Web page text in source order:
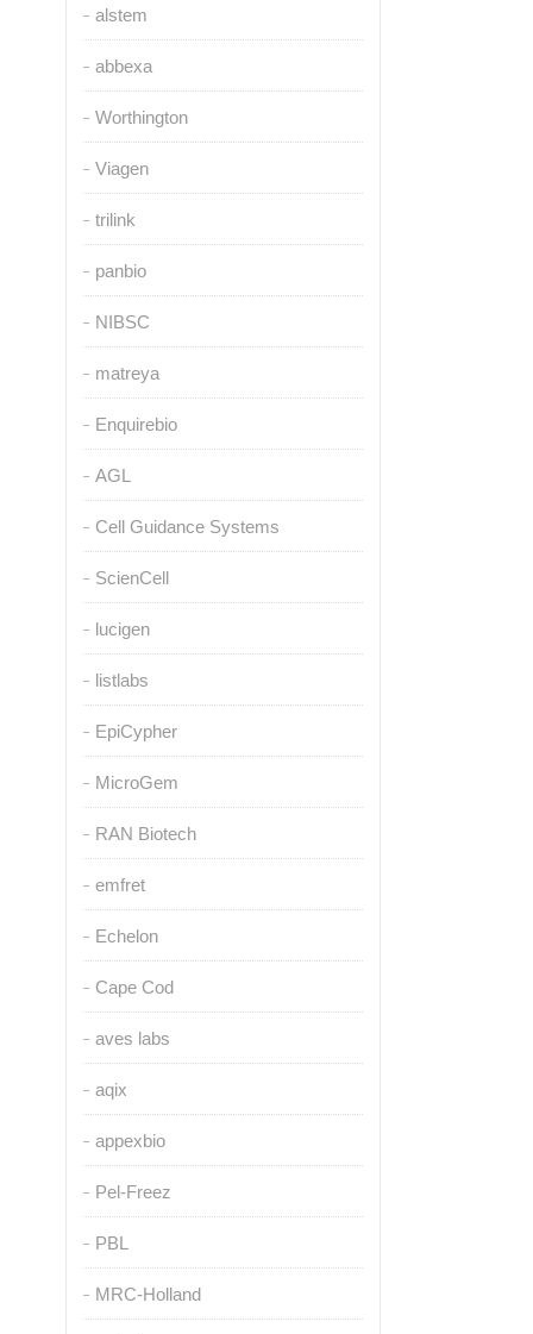
alstem
abbexa
Worthington
Viagen
trilink
panbio
NIBSC
matreya
Enquirebio
AGL
Cell Guidance Systems
ScienCell
lucigen
listlabs
EpiCypher
MicroGem
RAN Biotech
emfret
Echelon
Cape Cod
aves labs
aqix
appexbio
Pel-Freez
PBL
MRC-Holland